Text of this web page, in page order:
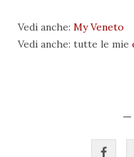
Vedi anche: My Veneto
Vedi anche: tutte le mie
—